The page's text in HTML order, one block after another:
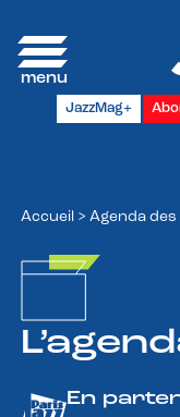
JazzMag+
Accueil > Agenda
En